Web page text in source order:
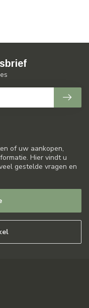
of uw aankopen,
Hier vindt u
gestelde vragen en